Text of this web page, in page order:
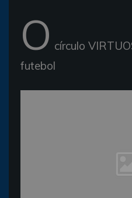
O círculo
futebol